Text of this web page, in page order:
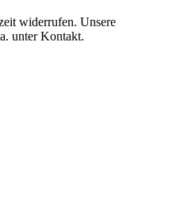
widerrufen. Unsere
unter Kontakt.